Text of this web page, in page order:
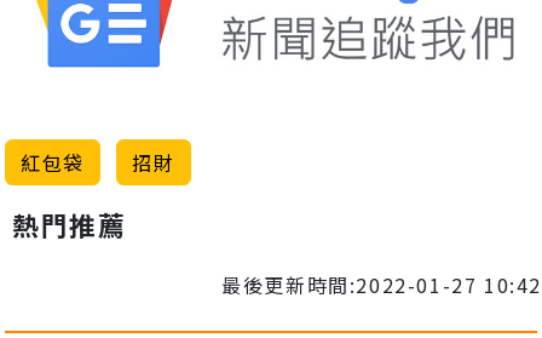
紅包袋 招財
熱門推薦
最後更新時間:2022-01-27 10:42